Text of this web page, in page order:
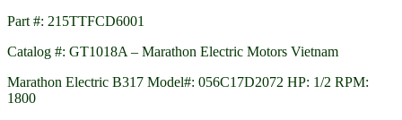
Part #: 215TTFCD6001
Catalog #: GT1018A – Marathon Electric Motors Vietnam
Marathon Electric B317 Model#: 056C17D2072 HP: 1/2 RPM:
1800